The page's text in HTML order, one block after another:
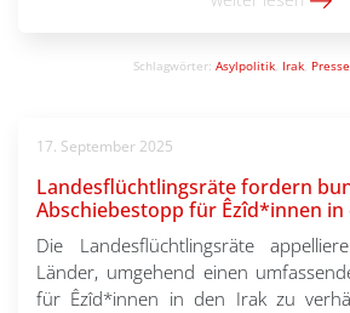
Schlagwörter: Asylpolitik, Irak,
17. September 2025
Landesflüchtlingsräte fordern
Abschiebestopp für Êzîd*innen in
Die Landesflüchtlingsräte
Länder, umgehend einen
für Êzîd*innen in den Irak zu